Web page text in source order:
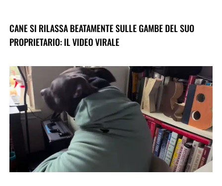
CANE SI RILASSA BEATAMENTE SULLE GAMBE DEL SUO
PROPRIETARIO: IL VIDEO VIRALE